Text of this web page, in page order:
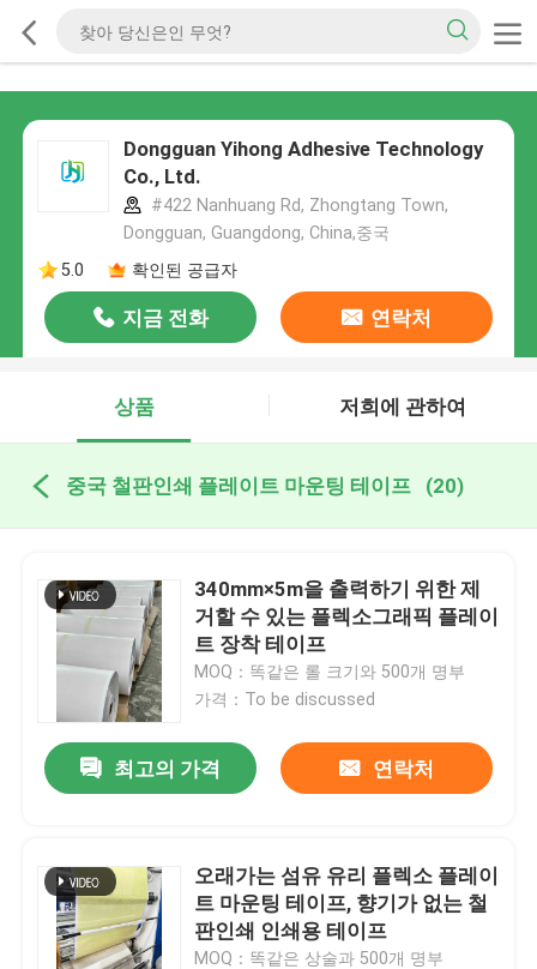
Dongguan Yihong Adhesive Technology
Co., Ltd.
#422 Nanhuang Rd, Zhongtang Town,
Dongguan, Guangdong, China,중국
5.0
확인된 공급자
지금 전화 연락처
상품 저희에 관하여
중국 철판인쇄 플레이트 마운팅 테이프 (20)
340mm×5m을 출력하기 위한 제
거할 수 있는 플렉소그래픽 플레이
트 장착 테이프
MOQ：똑같은 롤 크기와 500개 명부
가격：To be discussed
최고의 가격 연락처
오래가는 섬유 유리 플렉소 플레이
트 마운팅 테이프, 향기가 없는 철
판인쇄 인쇄용 테이프
MOQ：똑같은 상술과 500개 명부